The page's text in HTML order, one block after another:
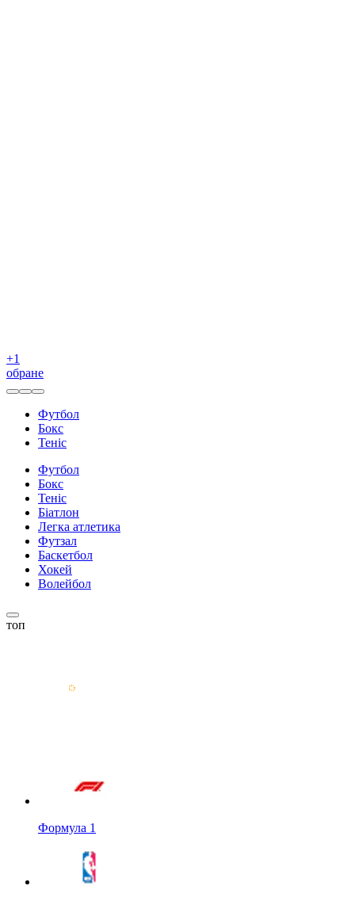
+1
обране
Футбол
Бокс
Теніс
Футбол
Бокс
Теніс
Біатлон
Легка атлетика
Футзал
Баскетбол
Хокей
Волейбол
топ
Формула 1